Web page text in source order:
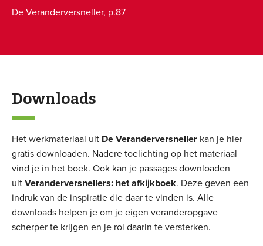
De Veranderversneller, p.87
Downloads
Het werkmateriaal uit De Veranderversneller kan je hier
gratis downloaden. Nadere toelichting op het materiaal
vind je in het boek. Ook kan je passages downloaden
uitVeranderversnellers: het afkijkboek. Deze geven een
indruk van de inspiratie die daar te vinden is. Alle
downloads helpen je om je eigen veranderopgave
scherper te krijgen en je rol daarin te versterken.